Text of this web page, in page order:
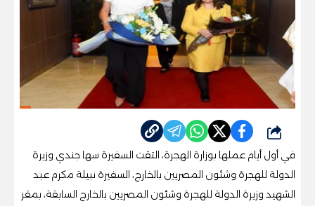
شارك
في أول أيام عملها بوزارة الهجرة، التقت السفيرة سها جندي وزيرة
الدولة للهجرة وشئون المصريين بالخارج، السفيرة نبيلة مكرم عبد
الشهيد وزيرة الدولة للهجرة وشئون المصريين بالخارج السابقة، بمقر